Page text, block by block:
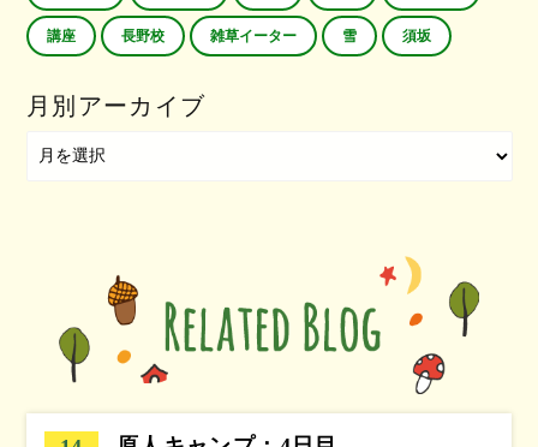
講座 長野校 雑草イーター 雪 須坂
月別アーカイブ